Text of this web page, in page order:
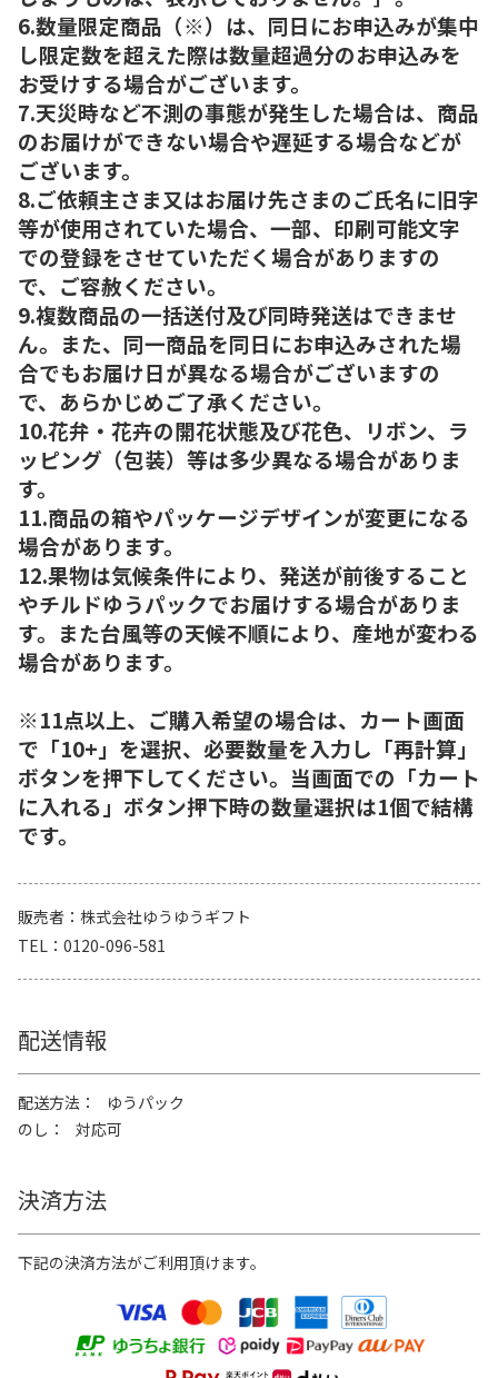
6.数量限定商品（※）は、同日にお申込みが集中
し限定数を超えた際は数量超過分のお申込みを
お受けする場合がございます。
7.天災時など不測の事態が発生した場合は、商品
のお届けができない場合や遅延する場合などが
ございます。
8.ご依頼主さま又はお届け先さまのご氏名に旧字
等が使用されていた場合、一部、印刷可能文字
での登録をさせていただく場合がありますの
で、ご容赦ください。
9.複数商品の一括送付及び同時発送はできませ
ん。また、同一商品を同日にお申込みされた場
合でもお届け日が異なる場合がございますの
で、あらかじめご了承ください。
10.花弁・花卉の開花状態及び花色、リボン、ラ
ッピング（包装）等は多少異なる場合がありま
す。
11.商品の箱やパッケージデザインが変更になる
場合があります。
12.果物は気候条件により、発送が前後すること
やチルドゆうパックでお届けする場合がありま
す。また台風等の天候不順により、産地が変わる
場合があります。
※11点以上、ご購入希望の場合は、カート画面
で「10+」を選択、必要数量を入力し「再計算」
ボタンを押下してください。当画面での「カート
に入れる」ボタン押下時の数量選択は1個で結構
です。
販売者
株式会社ゆうゆうギフト
TEL
0120-096-581
配送情報
配送方法
ゆうパック
のし
対応可
決済方法
下記の決済方法がご利用頂けます。